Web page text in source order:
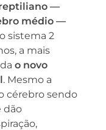
—
médio —
sistema 2
a mais
o novo
. Mesmo a
cérebro sendo
dão